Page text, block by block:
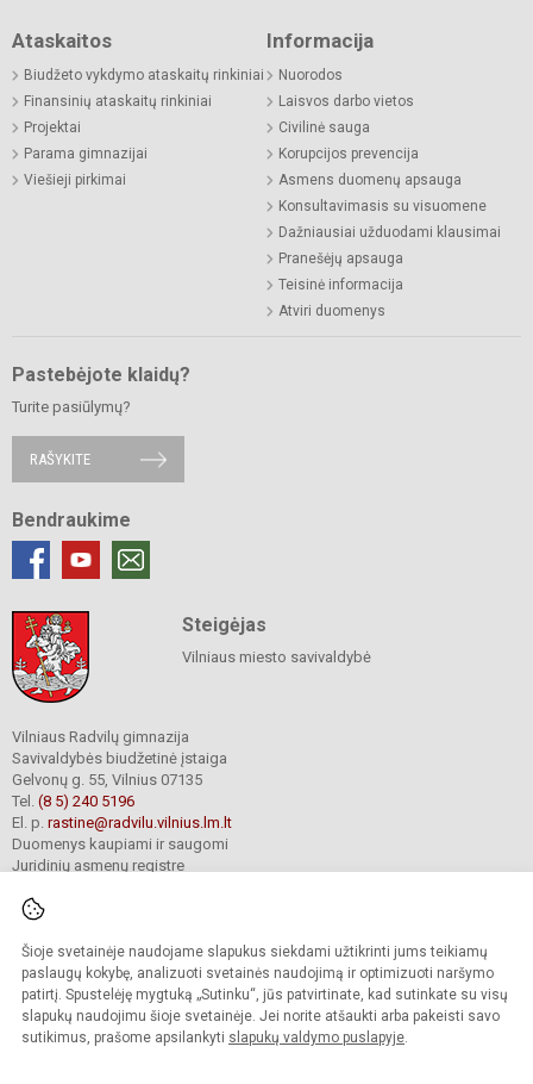
Šioje svetainėje naudojame slapukus siekdami užtikrinti jums teikiamų
paslaugų kokybę, analizuoti svetainės naudojimą ir optimizuoti naršymo
patirtį. Spustelėję mygtuką „Sutinku“, jūs patvirtinate, kad sutinkate su visų
slapukų naudojimu šioje svetainėje. Jei norite atšaukti arba pakeisti savo
sutikimus, prašome apsilankyti slapukų valdymo puslapyje.
Ataskaitos
Biudžeto vykdymo ataskaitų rinkiniai
Finansinių ataskaitų rinkiniai
Projektai
Parama gimnazijai
Viešieji pirkimai
Informacija
Nuorodos
Laisvos darbo vietos
Civilinė sauga
Korupcijos prevencija
Asmens duomenų apsauga
Konsultavimasis su visuomene
Dažniausiai užduodami klausimai
Pranešėjų apsauga
Teisinė informacija
Atviri duomenys
Pastebėjote klaidų?
Turite pasiūlymų?
RAŠYKITE
Bendraukime
Steigėjas
Vilniaus miesto savivaldybė
Vilniaus Radvilų gimnazija
Savivaldybės biudžetinė įstaiga
Gelvonų g. 55, Vilnius 07135
Tel. (8 5) 240 5196
El. p. rastine@radvilu.vilnius.lm.lt
Duomenys kaupiami ir saugomi
Juridinių asmenų registre
© 2022. Vilniaus Radvilų gimnazija. Visos teisės saugomos.
Kopijuoti turinį be raštiško gimnazijos sutikimo griežtai draudžiama.
Prieinamumo paraiška Slapukų valdymas